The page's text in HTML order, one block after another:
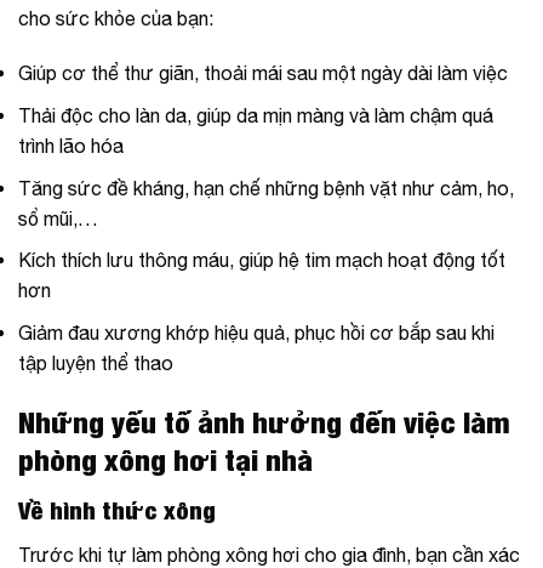
cho sức khỏe của bạn:
Giúp cơ thể thư giãn, thoải mái sau một ngày dài làm việc
Thải độc cho làn da, giúp da mịn màng và làm chậm quá
trình lão hóa
Tăng sức đề kháng, hạn chế những bệnh vặt như cảm, ho,
sổ mũi,…
Kích thích lưu thông máu, giúp hệ tim mạch hoạt động tốt
hơn
Giảm đau xương khớp hiệu quả, phục hồi cơ bắp sau khi
tập luyện thể thao
Những yếu tố ảnh hưởng đến việc làm
phòng xông hơi tại nhà
Về hình thức xông
Trước khi tự làm phòng xông hơi cho gia đình, bạn cần xác